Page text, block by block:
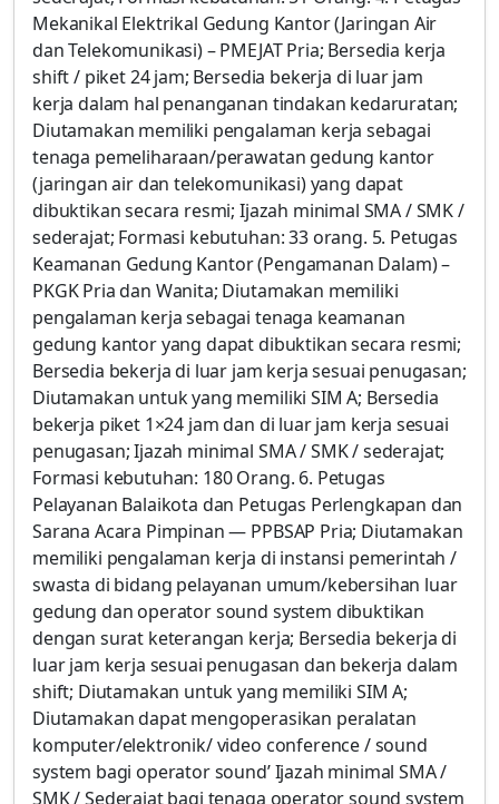
Mekanikal Elektrikal Gedung Kantor (Jaringan Air
dan Telekomunikasi) – PMEJAT Pria; Bersedia kerja
shift / piket 24 jam; Bersedia bekerja di luar jam
kerja dalam hal penanganan tindakan kedaruratan;
Diutamakan memiliki pengalaman kerja sebagai
tenaga pemeliharaan/perawatan gedung kantor
(jaringan air dan telekomunikasi) yang dapat
dibuktikan secara resmi; Ijazah minimal SMA / SMK /
sederajat; Formasi kebutuhan: 33 orang. 5. Petugas
Keamanan Gedung Kantor (Pengamanan Dalam) –
PKGK Pria dan Wanita; Diutamakan memiliki
pengalaman kerja sebagai tenaga keamanan
gedung kantor yang dapat dibuktikan secara resmi;
Bersedia bekerja di luar jam kerja sesuai penugasan;
Diutamakan untuk yang memiliki SIM A; Bersedia
bekerja piket 1×24 jam dan di luar jam kerja sesuai
penugasan; Ijazah minimal SMA / SMK / sederajat;
Formasi kebutuhan: 180 Orang. 6. Petugas
Pelayanan Balaikota dan Petugas Perlengkapan dan
Sarana Acara Pimpinan — PPBSAP Pria; Diutamakan
memiliki pengalaman kerja di instansi pemerintah /
swasta di bidang pelayanan umum/kebersihan luar
gedung dan operator sound system dibuktikan
dengan surat keterangan kerja; Bersedia bekerja di
luar jam kerja sesuai penugasan dan bekerja dalam
shift; Diutamakan untuk yang memiliki SIM A;
Diutamakan dapat mengoperasikan peralatan
komputer/elektronik/ video conference / sound
system bagi operator sound’ Ijazah minimal SMA /
SMK / Sederajat bagi tenaga operator sound system